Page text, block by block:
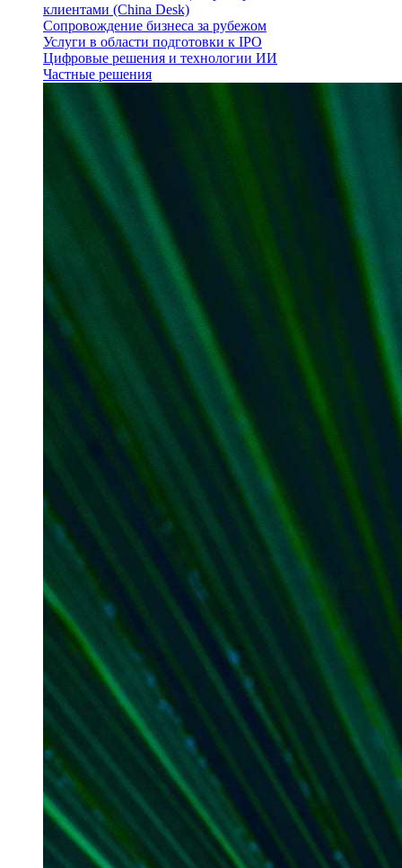
клиентами (China Desk)
Сопровождение бизнеса за рубежом
Услуги в области подготовки к IPO
Цифровые решения и технологии ИИ
Частные решения